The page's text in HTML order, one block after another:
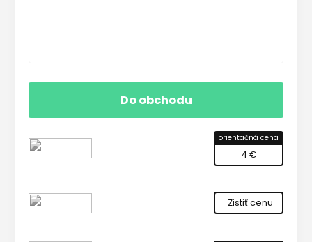
Do obchodu
orientačná cena
4 €
Zistiť cenu